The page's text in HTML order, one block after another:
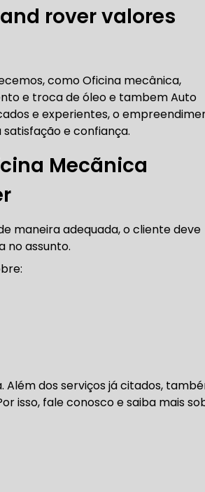
CORREIAS DENTADAS
CORREIA
DIREÇÕES HIDRÁULICAS
rover valores
como Oficina mecânica,
e troca de óleo e tambem Auto
e experientes, o
e confiança.
Mecãnica
maneira adequada, o cliente deve
no assunto.
dos serviços já citados,
isso, fale conosco e saiba mais